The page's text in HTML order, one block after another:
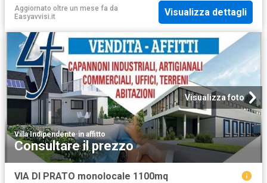
Aggiornato oltre un mese fa da
Easyavvisi.it
Visualizza dettagli
Visualizza foto
Villa Indipendente·in affitto
Consultare il prezzo
VIA DI PRATO monolocale 1100mq